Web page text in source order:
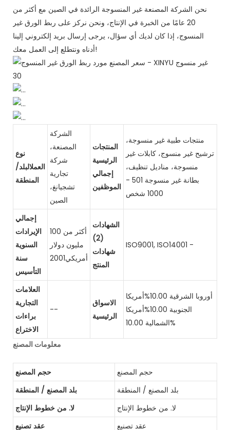
نحن الشركة المصنعة غير المنسوجة الرائدة في الصين مع أكثر من
20 عامًا من الخبرة في الإنتاج، ونحن نركز على ربط الورق غير
المنسوج، إذا كان لديك أي سؤال، يرجى إرسال بريد إلكتروني إلينا
أدناه ونتطلع إلى العمل معك!
نوع
العملالبلد/
المنطقة
الشركة
المصنعة،
شركة
تجارية
تشجيانغ،
الصين
المنتجات
الرئيسية
إجمالي
الموظفين
منتجات طبية غير منسوجة،
ترشيح غير منسوج، كابلات غير
منسوجة، مناديل تنظيف،
بطانة غير منسوجة 501 -
1000 شخص
إجمالي
الإيرادات
السنوية
سنة
التأسيس
أكثر من 100
مليون دولار
أمريكي2001
الشهادات
(2)
شهادات
المنتج
ISO9001, ISO14001 -
العلامات
التجارية
براءات
الاختراع
--
الاسواق
الرئيسية
أوروبا الشرقية 10.00%أمريكا
الجنوبية 10.00%أمريكا
الشمالية 10.00%
معلومات المصنع
حجم المصنع
حجم المصنع
بلد المصنع / المنطقة
بلد المصنع / المنطقة
لا. من خطوط الإنتاج
لا. من خطوط الإنتاج
عقد تصنيع
عقد تصنيع